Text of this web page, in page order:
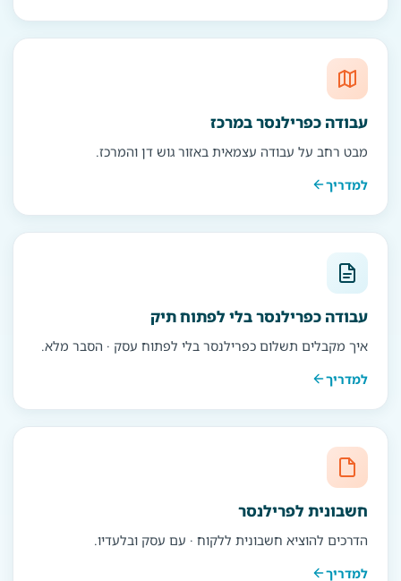
עבודה כפרילנסר במרכז
מבט רחב על עבודה עצמאית באזור גוש דן והמרכז.
למדריך
עבודה כפרילנסר בלי לפתוח תיק
איך מקבלים תשלום כפרילנסר בלי לפתוח עסק · הסבר מלא.
למדריך
חשבונית לפרילנסר
הדרכים להוציא חשבונית ללקוח · עם עסק ובלעדיו.
למדריך